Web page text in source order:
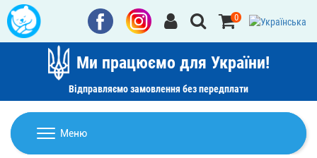
Ми працюємо для України!
Відправляємо замовлення без передплати
0
Меню
Домашній текстиль